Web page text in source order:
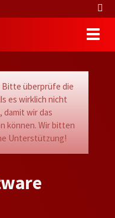
Bitte überprüfe die
es wirklich nicht
damit wir das
können. Wir bitten
Unterstützung!
ware